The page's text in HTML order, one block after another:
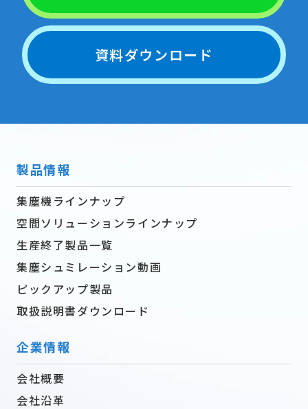
資料ダウンロード
製品情報
集塵機ラインナップ
空間ソリューションラインナップ
生産終了製品一覧
集塵シュミレーション動画
ピックアップ製品
取扱説明書ダウンロード
企業情報
会社概要
会社沿革